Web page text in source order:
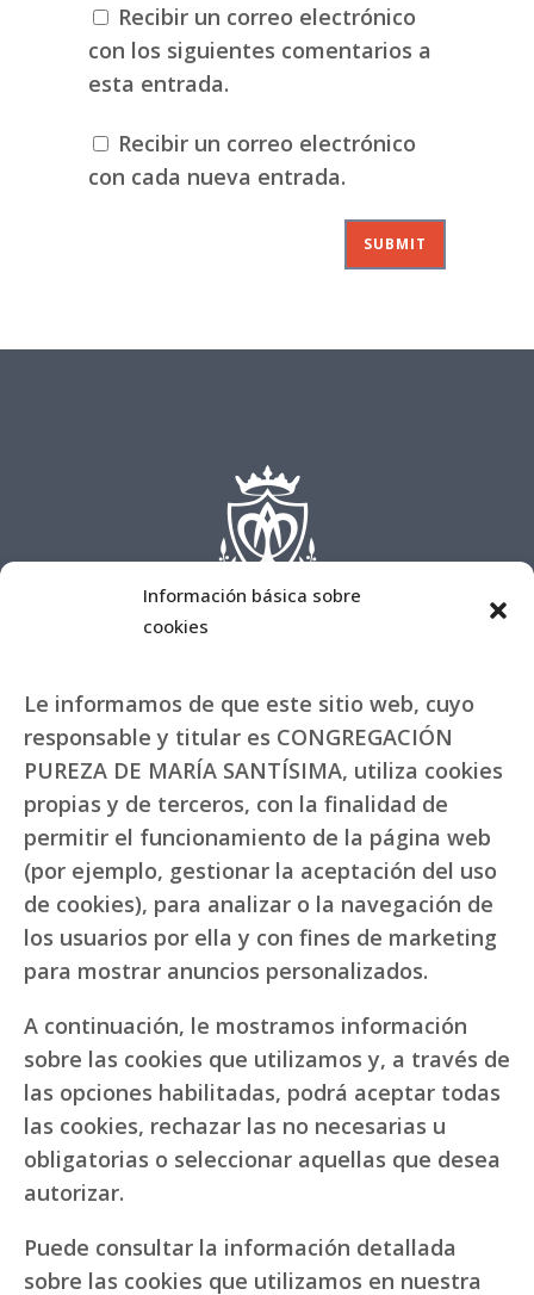
Información básica sobre
cookies
Le informamos de que este sitio web, cuyo
responsable y titular es CONGREGACIÓN
PUREZA DE MARÍA SANTÍSIMA, utiliza cookies
propias y de terceros, con la finalidad de
permitir el funcionamiento de la página web
(por ejemplo, gestionar la aceptación del uso
de cookies), para analizar o la navegación de
los usuarios por ella y con fines de marketing
para mostrar anuncios personalizados.
A continuación, le mostramos información
sobre las cookies que utilizamos y, a través de
las opciones habilitadas, podrá aceptar todas
las cookies, rechazar las no necesarias u
obligatorias o seleccionar aquellas que desea
autorizar.
Puede consultar la información detallada
sobre las cookies que utilizamos en nuestra
Recibir un correo electrónico
con los siguientes comentarios a
esta entrada.
Recibir un correo electrónico
con cada nueva entrada.